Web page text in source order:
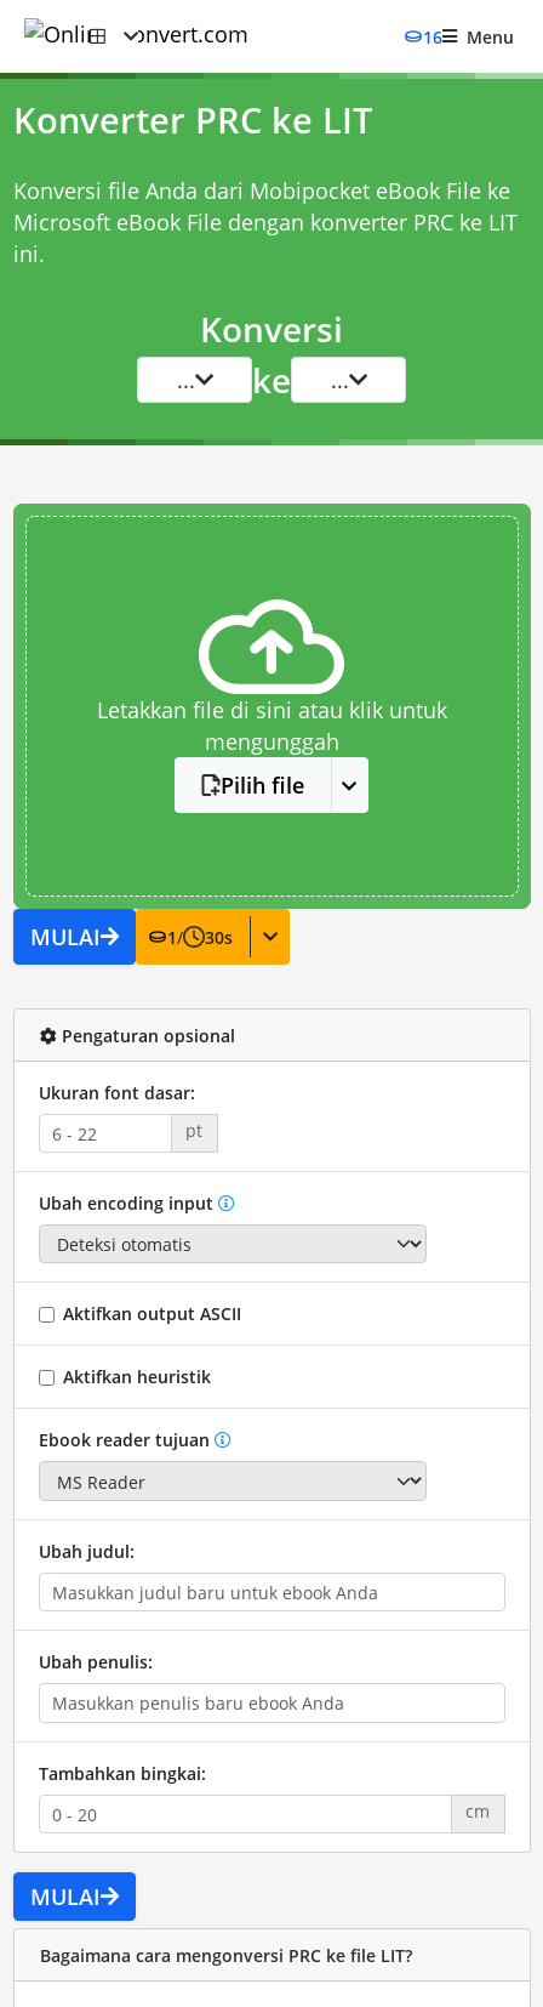
16 Menu
Konverter PRC ke LIT
Konversi file Anda dari Mobipocket eBook File ke
Microsoft eBook File dengan konverter PRC ke LIT
ini.
Konversi
... ke ...
Letakkan file di sini atau klik untuk
mengunggah
Pilih file
MULAI 1/ 30s
Pengaturan opsional
Ukuran font dasar:
pt
Ubah encoding input
Aktifkan output ASCII
Aktifkan heuristik
Ebook reader tujuan
Ubah judul:
Ubah penulis:
Tambahkan bingkai:
cm
MULAI
Bagaimana cara mengonversi PRC ke file LIT?